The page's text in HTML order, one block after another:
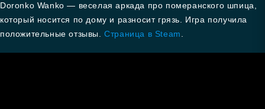
Doronko Wanko — веселая аркада про померанского шпица,
который носится по дому и разносит грязь. Игра получила
положительные отзывы.Страница в Steam